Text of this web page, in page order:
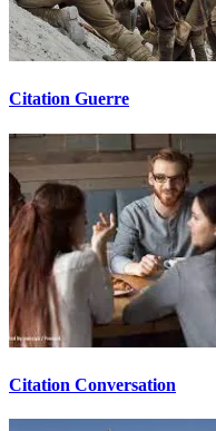
Citation Guerre
Citation Conversation